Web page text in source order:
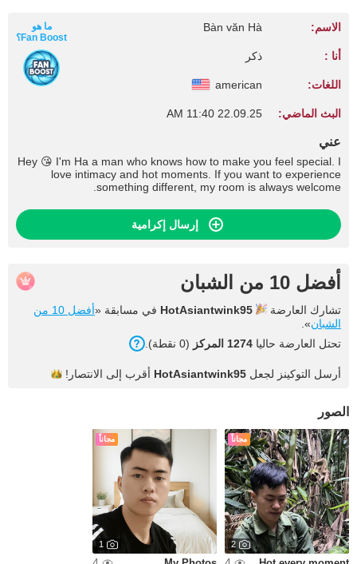
الاسم: Bàn văn Hà
أنا : ذكر
اللغات: american
البث الماضي: 22.09.25 11:40 AM
ما هو
Fan Boost؟
عني
Hey 😘 I'm Ha a man who knows how to make you feel special. I
love intimacy and hot moments. If you want to experience
something different, my room is always welcome.
إرسال إكرامية
أفضل 10 من الشبان
تشارك العارضة HotAsiantwink95 في مسابقة «
أفضل 10 من
الشبان».
تحتل العارضة حاليا 1274 المركز (0 نقطة).
أرسل التوكينز لجعل HotAsiantwink95 أقرب إلى الانتصار!
الصور
مجاناً
2
مجاناً
1